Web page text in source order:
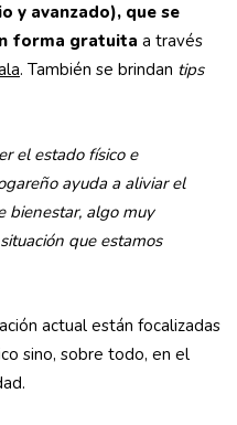
y avanzado), que se
forma gratuita a través
. También se brindan tips
el estado físico e
ayuda a aliviar el
bienestar, algo muy
que estamos
actual están focalizadas
sino, sobre todo, en el